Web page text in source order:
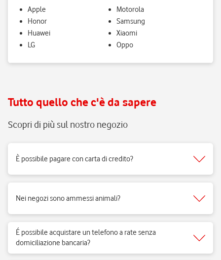
Apple
Honor
Huawei
LG
Motorola
Samsung
Xiaomi
Oppo
Tutto quello che c'è da sapere
Scopri di più sul nostro negozio
È possibile pagare con carta di credito?
Nei negozi sono ammessi animali?
É possibile acquistare un telefono a rate senza
domiciliazione bancaria?